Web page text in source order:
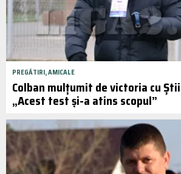
PREGĂTIRI, AMICALE
Colban mulțumit de victoria cu
„Acest test și-a atins scopul”